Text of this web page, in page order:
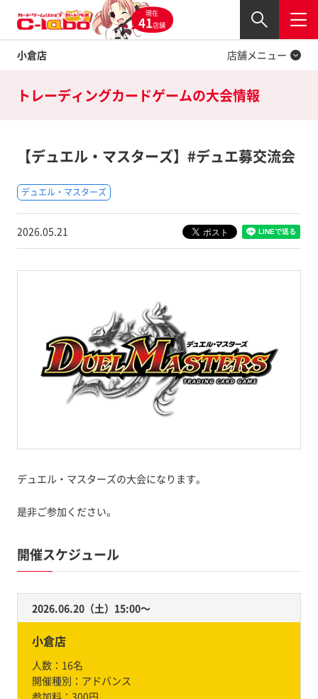
現在
41店舗
小倉店
閉じる
店舗メニュー
Twitter
トレーディングカードゲームの大会情報
【デュエル・マスターズ】#デュエ募交流会
デュエル・マスターズ
2026.05.21
デュエル・マスターズの大会になります。
是非ご参加ください。
開催スケジュール
2026.06.20（土）15:00〜
小倉店
人数： 16名
開催種別： アドバンス
参加料： 300円